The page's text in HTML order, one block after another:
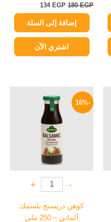
180EGP
134 EGP
إضافة إلى السلة
اشتري الآن
-16%
-
+
كوهن دريسنج بلسمك
ألماني – 250 ملي
الأصلي
هو:
250 EGP.